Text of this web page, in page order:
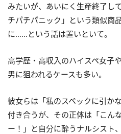
みたいが、あいにく生産終了し
チパチパニック」という類似商
に……という話は置いといて。
高学歴・高収入のハイスペ女子
男に狙われるケースも多い。
彼女らは「私のスペックに引か
付き合うが、その正体は「こん
ー！」と自分に酔うナルシスト